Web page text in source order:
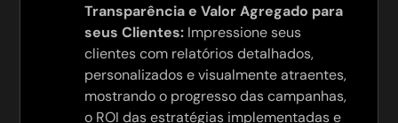
Transparência e Valor Agregado para
seus Clientes: Impressione seus
clientes com relatórios detalhados,
personalizados e visualmente atraentes,
mostrando o progresso das campanhas,
o ROI das estratégias implementadas e